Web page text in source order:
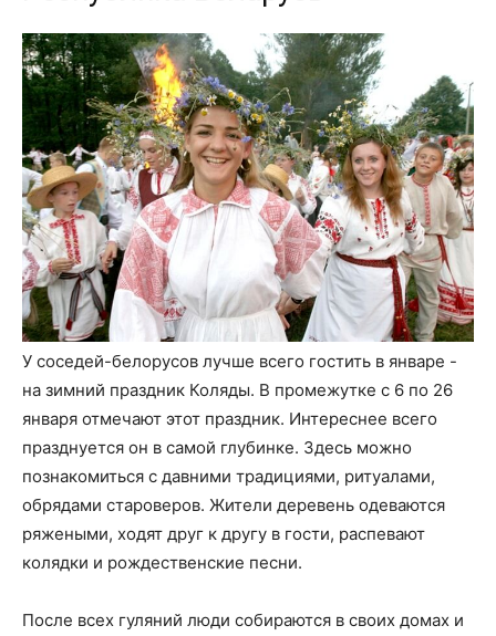
У соседей-белорусов лучше всего гостить в январе -
на зимний праздник Коляды. В промежутке с 6 по 26
января отмечают этот праздник. Интереснее всего
празднуется он в самой глубинке. Здесь можно
познакомиться с давними традициями, ритуалами,
обрядами староверов. Жители деревень одеваются
ряжеными, ходят друг к другу в гости, распевают
колядки и рождественские песни.
После всех гуляний люди собираются в своих домах и